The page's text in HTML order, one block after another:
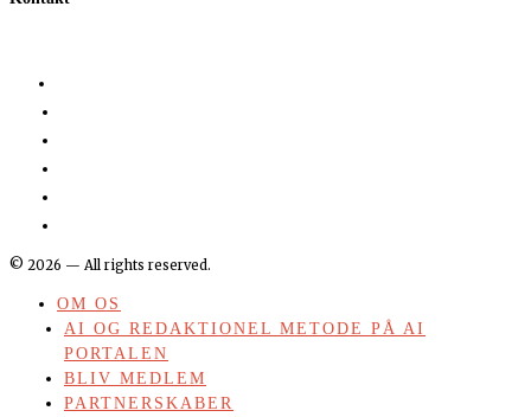
© 2026 — All rights reserved.
OM OS
AI OG REDAKTIONEL METODE PÅ AI
PORTALEN
BLIV MEDLEM
PARTNERSKABER